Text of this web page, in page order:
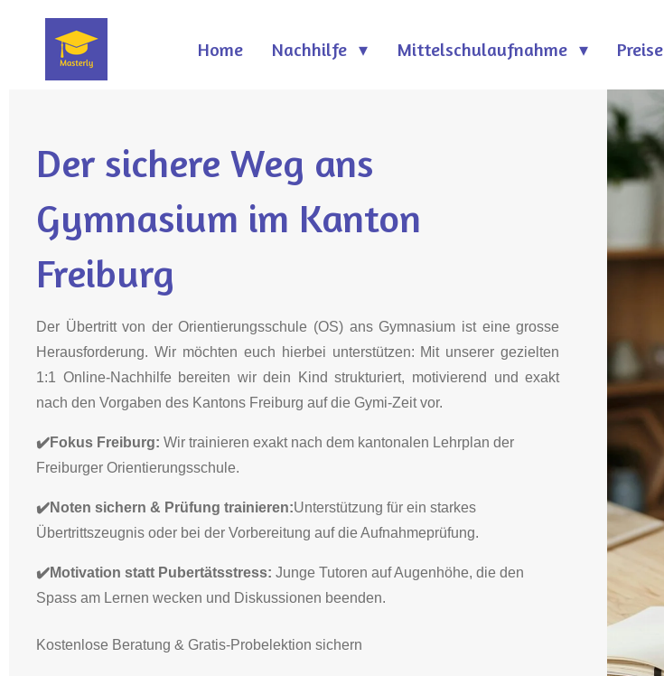
Hauptinhalt
springen
Home Nachhilfe Mittelschulaufnahme Preise
Der sichere Weg ans
Gymnasium im Kanton
Freiburg
Der Übertritt von der Orientierungsschule (OS) ans Gymnasium ist eine grosse
Herausforderung. Wir möchten euch hierbei unterstützen: Mit unserer gezielten
1:1 Online-Nachhilfe bereiten wir dein Kind strukturiert, motivierend und exakt
nach den Vorgaben des Kantons Freiburg auf die Gymi-Zeit vor.
✔️Fokus Freiburg: Wir trainieren exakt nach dem kantonalen Lehrplan der
Freiburger Orientierungsschule.
✔️Noten sichern & Prüfung trainieren:Unterstützung für ein starkes
Übertrittszeugnis oder bei der Vorbereitung auf die Aufnahmeprüfung.
✔️Motivation statt Pubertätsstress: Junge Tutoren auf Augenhöhe, die den
Spass am Lernen wecken und Diskussionen beenden.
Kostenlose Beratung & Gratis-Probelektion sichern